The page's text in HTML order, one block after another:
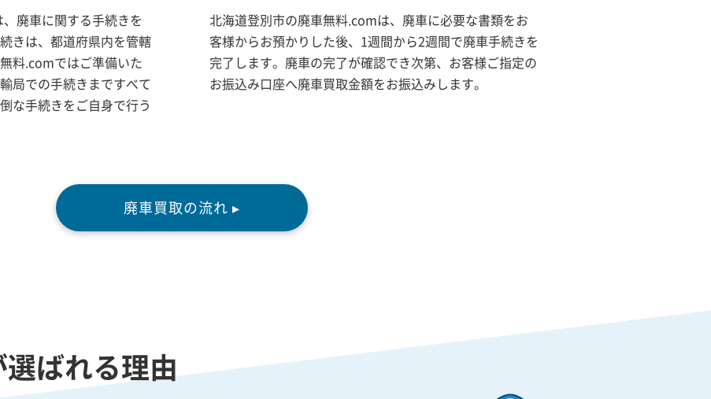
廃車に関する手続きを
きは、都道府県内を管轄
料.comではご準備いた
局での手続きまですべて
な手続きをご自身で行う
北海道登別市の廃車無料.comは、廃車に必要な書類をお
客様からお預かりした後、1週間から2週間で廃車手続きを
完了します。廃車の完了が確認でき次第、お客様ご指定の
お振込み口座へ廃車買取金額をお振込みします。
廃車買取の流れ ▸
ばれる理由